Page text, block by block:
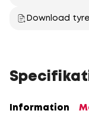
Download
Information